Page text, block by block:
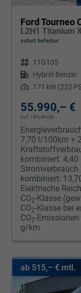
Ford Tourneo
L2H1 Titanium
sofort lieferbar
Fahrzeugnr. 11G105
Kraftstoff Hybrid Benzin
Leistung 171 kW (232
55.990,– €
incl. 19% MwSt.
7,70 l/100km +
kombiniert:
Stromverbrauch
kombiniert:
Elektrische
CO2-Klasse
CO2-Klasse bei
CO2-
g/km
ab 515,– € mtl.